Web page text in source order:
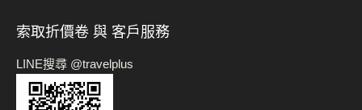
索取折價卷 與 客戶服務
LINE搜尋 @travelplus